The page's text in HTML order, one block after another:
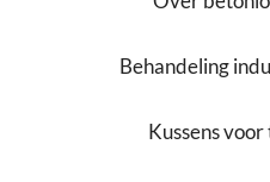
Behandeling
Kussens